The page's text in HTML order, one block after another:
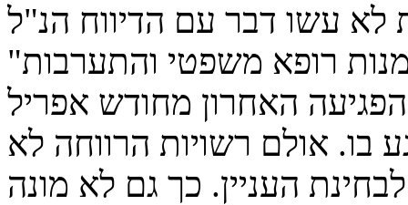
"כמו כן, רופא המשפחה ביקש למנות רופא משפטי והתערבות
האחרון מחודש אפריל
בו. אולם רשויות הרווחה לא
העניין. כך גם לא מונה